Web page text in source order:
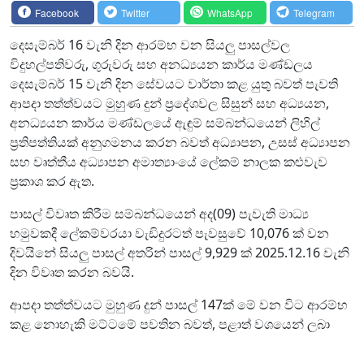
Facebook Twitter WhatsApp Telegram
දෙසැම්බර් 16 වැනි දින ආරම්භ වන සියලු පාසල්වල
විදුහල්පතිවරු, ගුරුවරු සහ අනධ්‍යයන කාර්ය මණ්ඩලය
දෙසැම්බර් 15 වැනි දින සේවයට වාර්තා කළ යුතු බවත් පැවති
ආපදා තත්ත්වයට මුහුණ දුන් ප්‍රදේශවල සිසුන් සහ අධ්‍යයන,
අනධ්‍යයන කාර්ය මණ්ඩලයේ ඇඳුම් සම්බන්ධයෙන් ලිහිල්
ප්‍රතිපත්තියක් අනුගමනය කරන බවත් අධ්‍යාපන, උසස් අධ්‍යාපන
සහ වෘත්තීය අධ්‍යාපන අමාත්‍යාංයේ ලේකම් නාලක කළුවැව
ප්‍රකාශ කර ඇත.
පාසල් විවෘත කිරීම සම්බන්ධයෙන් අද(09) පැවැති මාධ්‍ය
හමුවකදී ලේකම්වරයා වැඩිදුරටත් පැවසුවේ 10,076 ක් වන
දිවයිනේ සියලු පාසල් අතරින් පාසල් 9,929 ක් 2025.12.16 වැනි
දින විවෘත කරන බවයි.
ආපදා තත්ත්වයට මුහුණ දුන් පාසල් 147ක් මේ වන විට ආරම්භ
කළ නොහැකි මට්ටමේ පවතින බවත්, පළාත් වශයෙන් ලබා